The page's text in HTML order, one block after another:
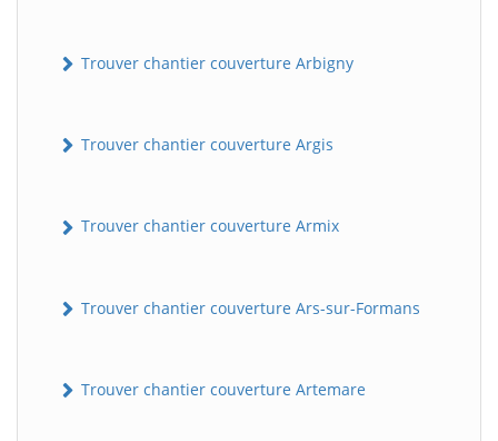
Trouver chantier couverture Arbigny
Trouver chantier couverture Argis
Trouver chantier couverture Armix
Trouver chantier couverture Ars-sur-Formans
Trouver chantier couverture Artemare